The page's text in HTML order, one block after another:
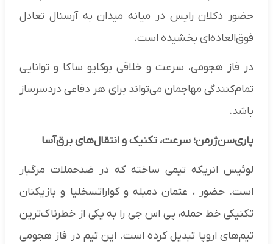
حضور دکلان رایس در میانه میدان به آرسنال تعادل
فوق‌العاده‌ای بخشیده است.
در فاز هجومی، سرعت و خلاقی بوکایو ساکا و توانایی
تمام‌کنندگی مهاجمان می‌تواند برای هر دفاعی دردسرساز
باشد.
پاری‌سن‌ژرمن؛ سرعت، تکنیک و انتقال‌های برق‌آسا
لوئیس انریکه تیمی ساخته که در ضدحملات مرگبار
است. حضور ، عثمان دمبله و کواراتسخلیا و بازیکنان
تکنیکی خط حمله، پی اس جی را به یکی از خطرناک‌ترین
تیم‌های اروپا تبدیل کرده است. این تیم در فاز هجومی